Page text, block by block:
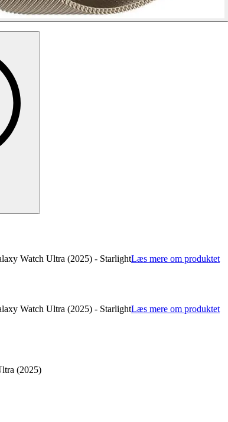
Watch Ultra (2025) - StarlightLæs mere om produktet
Watch Ultra (2025) - StarlightLæs mere om produktet
(2025)